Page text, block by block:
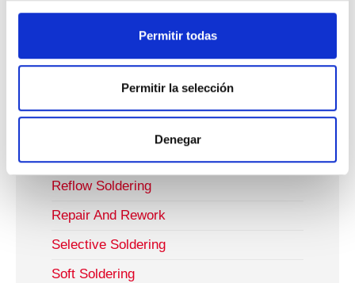
Permitir todas
Permitir la selección
Denegar
Soldadura Manual
Soldadura Per Ona
Soldadura Selectiva
Reflow Soldering
Repair And Rework
Selective Soldering
Soft Soldering